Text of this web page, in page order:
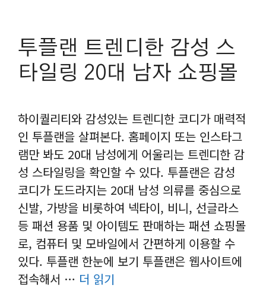
투플랜 트렌디한 감성 스
타일링 20대 남자 쇼핑몰
하이퀄리티와 감성있는 트렌디한 코디가 매력적
인 투플랜을 살펴본다. 홈페이지 또는 인스타그
램만 봐도 20대 남성에게 어울리는 트렌디한 감
성 스타일링을 확인할 수 있다. 투플랜은 감성
코디가 도드라지는 20대 남성 의류를 중심으로
신발, 가방을 비롯하여 넥타이, 비니, 선글라스
등 패션 용품 및 아이템도 판매하는 패션 쇼핑몰
로, 컴퓨터 및 모바일에서 간편하게 이용할 수
있다. 투플랜 한눈에 보기 투플랜은 웹사이트에
접속해서 … 더 읽기